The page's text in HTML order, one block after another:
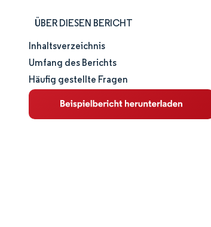
ÜBER DIESEN BERICHT
Marktgröße und -anteil
Marktanalyse
Trends und Einblicke
Inhaltsverzeichnis
Umfang des Berichts
Häufig gestellte Fragen